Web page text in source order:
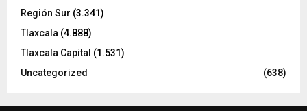
Región Sur (3.341)
Tlaxcala (4.888)
Tlaxcala Capital (1.531)
Uncategorized
(638)